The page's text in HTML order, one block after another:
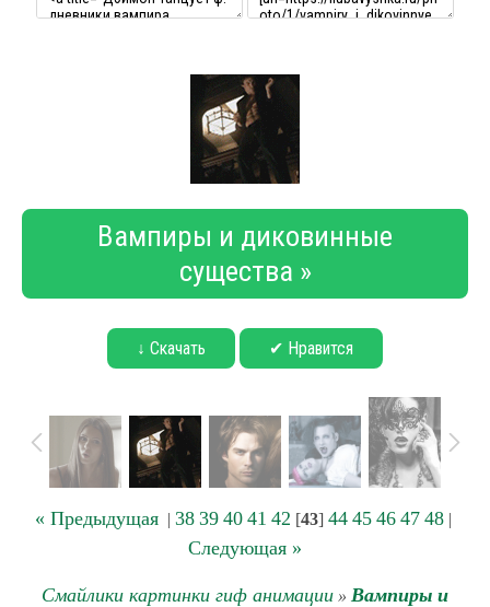
Вампиры и диковинные
существа »
↓ Скачать ✔ Нравится
« Предыдущая| 38 39 40 41 42 [43] 44 45 46 47 48|
Следующая »
Смайлики картинки гиф анимации » Вампиры и